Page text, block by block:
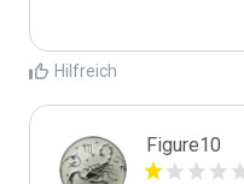
Hilfreich
Figure10